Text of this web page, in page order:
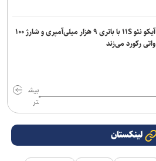
آیکو نئو ۱۱S با باتری ۹ هزار میلی‌آمپری و شارژ ۱۰۰
واتی رکورد می‌زند
بیش
تر
لینکستان